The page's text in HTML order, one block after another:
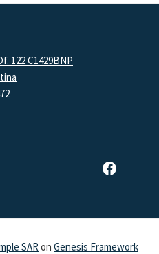
122 C1429BNP
Página de Facebook de SAR
SARon Genesis Framework